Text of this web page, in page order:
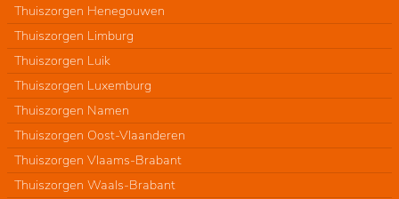
Thuiszorgen Henegouwen
Thuiszorgen Limburg
Thuiszorgen Luik
Thuiszorgen Luxemburg
Thuiszorgen Namen
Thuiszorgen Oost-Vlaanderen
Thuiszorgen Vlaams-Brabant
Thuiszorgen Waals-Brabant